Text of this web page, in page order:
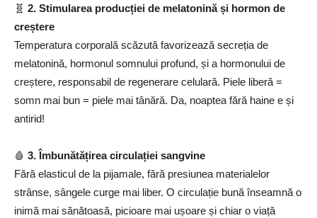
🧬 2. Stimularea producției de melatonină și hormon de
creștere
Temperatura corporală scăzută favorizează secreția de
melatonină, hormonul somnului profund, și a hormonului de
creștere, responsabil de regenerare celulară. Piele liberă =
somn mai bun = piele mai tânără. Da, noaptea fără haine e și
antirid!
🩸 3. Îmbunătățirea circulației sangvine
Fără elasticul de la pijamale, fără presiunea materialelor
strânse, sângele curge mai liber. O circulație bună înseamnă o
inimă mai sănătoasă, picioare mai ușoare și chiar o viață